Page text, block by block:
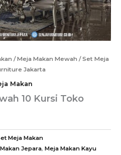
/Meja Makan Mewah / Set Meja
Jakarta
Makan
10 Kursi Toko
Meja Makan
Jepara, Meja Makan Kayu